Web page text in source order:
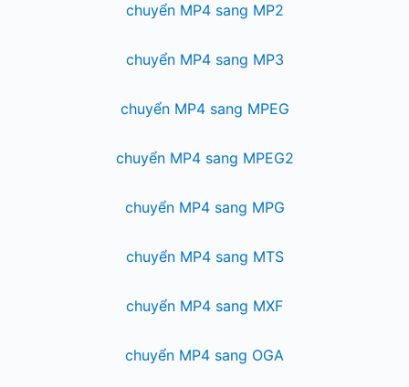
chuyển MP4 sang MP2
chuyển MP4 sang MP3
chuyển MP4 sang MPEG
chuyển MP4 sang MPEG2
chuyển MP4 sang MPG
chuyển MP4 sang MTS
chuyển MP4 sang MXF
chuyển MP4 sang OGA